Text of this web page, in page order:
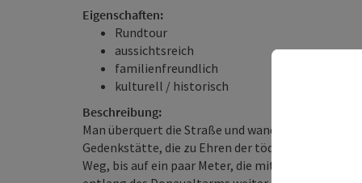
Eigenschaften:
Rundtour
aussichtsreich
familienfreundlich
kulturell / historisch
Beschreibung:
Man überquert die Straße und wandert der
Gedenkstätte, die zu Ehren der tödlich
Weg, bis auf ein paar Meter, die mit Steinen